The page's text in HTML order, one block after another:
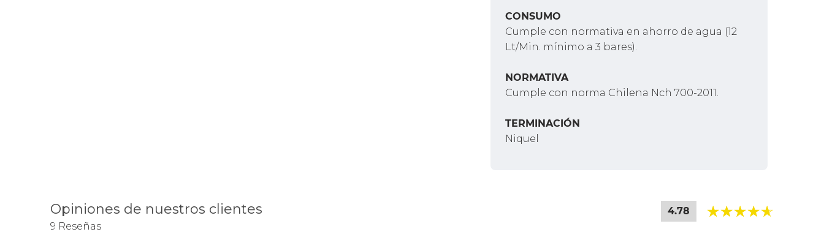
CONSUMO
Cumple con normativa en ahorro de agua (12
Lt/Min. mínimo a 3 bares).
NORMATIVA
Cumple con norma Chilena Nch 700-2011.
TERMINACIÓN
Niquel
Opiniones de nuestros clientes
9 Reseñas
4.78